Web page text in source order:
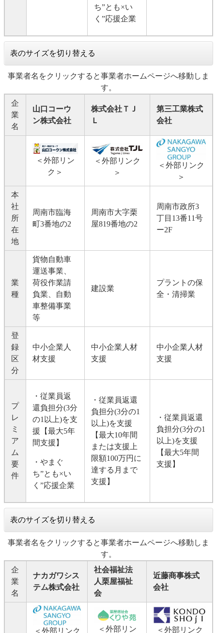
ち”とも×い
く”応援企業
表のサイズを切り替える
事業者名をクリックすると事業者ホームページへ移動しま
す。
企
業
名
山口コーウ
ン株式会社
株式会社ＴＪ
Ｌ
第三工業株式
会社
＜外部リン
ク＞
＜外部リンク
＞
＜外部リンク
＞
本
社
所
在
地
周南市臨海
町3番地の2
周南市大字栗
屋819番地の2
周南市政所3
丁目13番11号
ー2F
業
種
貨物自動車
運送事業、
荷役作業請
負業、自動
車整備事業
等
建設業
プラントの保
全・清掃業
登
録
区
分
中小企業人
材支援
中小企業人材
支援
中小企業人材
支援
プ
レ
ミ
ア
ム
要
件
・従業員返
還負担分(3分
の1以上)を支
援【最大5年
間支援】
・やまぐ
ち”とも×い
く”応援企業
・従業員返還
負担分(3分の1
以上)を支援
【最大10年間
または支援上
限額100万円に
達する月まで
支援】
・従業員返還
負担分(3分の1
以上)を支援
【最大5年間
支援】
表のサイズを切り替える
事業者名をクリックすると事業者ホームページへ移動しま
す。
企
業
名
ナカガワシス
テム株式会社
社会福祉法
人栗屋福祉
会
近藤商事株式
会社
＜外部リンク ＜外部リン ＜外部リンク